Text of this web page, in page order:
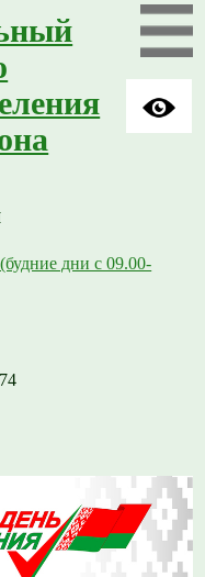
дни с 09.00-